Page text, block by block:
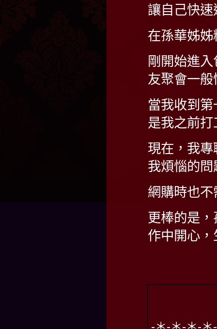
讓自己快
在孫華姊
剛開始進
友聚會一般
當我收到
是我之前
現在，我
我煩惱的問
網購時也
更棒的是
作中開心
-＊-＊-＊-